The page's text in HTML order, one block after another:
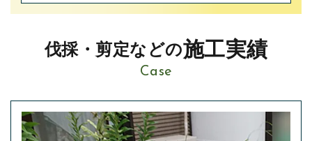
伐採・剪定などの施工実績
Case